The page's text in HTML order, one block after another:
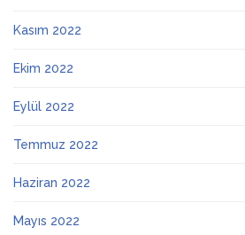
Kasım 2022
Ekim 2022
Eylül 2022
Temmuz 2022
Haziran 2022
Mayıs 2022